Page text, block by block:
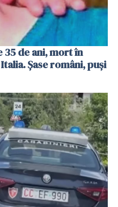
35 de ani, mort în
Șase români, puși